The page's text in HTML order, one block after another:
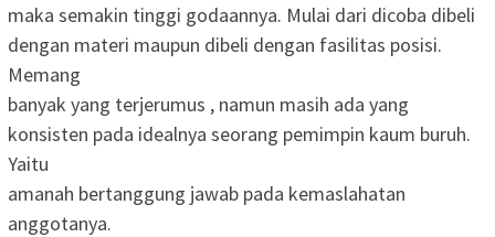
maka semakin tinggi godaannya. Mulai dari dicoba dibeli
dengan materi maupun dibeli dengan fasilitas posisi.
Memang
banyak yang terjerumus , namun masih ada yang
konsisten pada idealnya seorang pemimpin kaum buruh.
Yaitu
amanah bertanggung jawab pada kemaslahatan
anggotanya.